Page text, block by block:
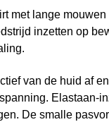
met lange
inzetten op
van de huid af
Elastaan-
De smalle